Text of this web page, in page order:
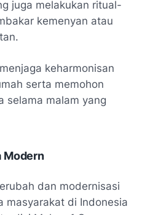
juga melakukan ritual-
kemenyan atau
keharmonisan
serta memohon
selama malam yang
Modern
dan modernisasi
masyarakat di Indonesia